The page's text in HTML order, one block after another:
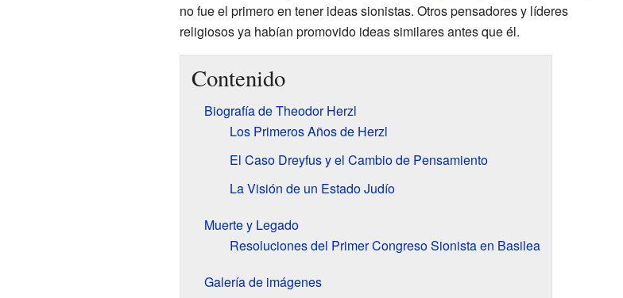
no fue el primero en tener ideas sionistas. Otros pensadores y líderes
religiosos ya habían promovido ideas similares antes que él.
Contenido
Biografía de Theodor Herzl
Los Primeros Años de Herzl
El Caso Dreyfus y el Cambio de Pensamiento
La Visión de un Estado Judío
Muerte y Legado
Resoluciones del Primer Congreso Sionista en Basilea
Galería de imágenes